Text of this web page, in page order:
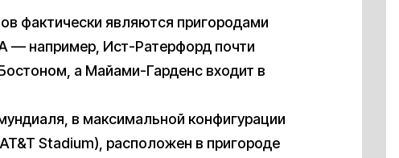
фактически являются пригородами
— например, Ист-Ратерфорд почти
а Майами-Гарденс входит в
в максимальной конфигурации
Stadium), расположен в пригороде